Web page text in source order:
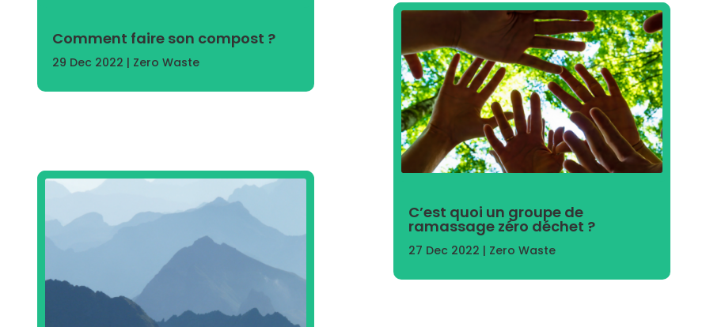
Comment faire son compost ?
29 Dec 2022 | Zero Waste
C’est quoi un groupe de
ramassage zéro déchet ?
27 Dec 2022 | Zero Waste